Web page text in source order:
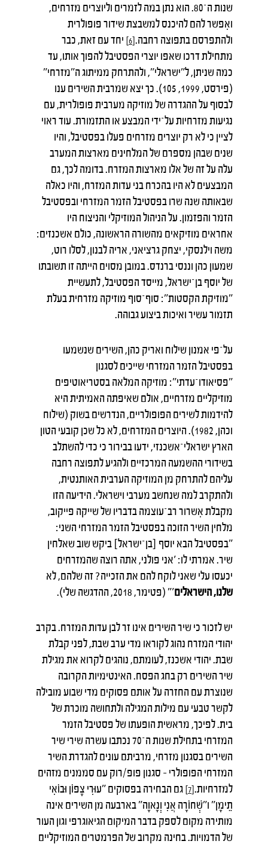
שנות ה־80. הוא נתן במה לזמרים וליוצרים מזרחים,
ואִפשר להם להיכנס למשבצת שידור פופולרית
ולהתפרסם בתפוצה רחבה.[6]
יחד עם זאת, כבר
מתחילת דרכו שאפו יוצרי הפסטיבל להפוך אותו, עד
כמה שניתן, ל"ישראלי", ולהתרחק ממיתוג ה"מזרחי"
(פירסט, 1999, 105). כך יצא שמרבית השירים ענו
לבסוף על ההגדרה של מוזיקה מערבית פופולרית, עם
נגיעות מזרחיות על־ידי המבצע או התזמורת. עוד ראוי
לציין כי לא רק יוצרים מזרחים פעלו בפסטיבל, והיו
שנים שבהן מספרם של המלחינים מארצות המערב
עלה על זה של אלו מארצות המזרח. בדומה לכך, גם
המבצעים לא היו בהכרח בני עדות המזרח, והיו כאלה
שבאותה שנה שרו בפסטיבל הזמר המזרחי ובפסטיבל
הזמר והפזמון. על הניהול המוזיקלי והניצוח היו
אחראים מוזיקאים מהשורה הראשונה, כולם אשכנזים:
משה וילנסקי, יצחק גרציאני, אריה לבנון, לסלו רוט,
שמעון כהן וננסי ברנדס. במובן מסוים הייתה זו תשובתו
של יוסף בן־ישראל, מייסד הפסטיבל, לתעשיית
"מוזיקת הקסטות": סוף־סוף מוזיקה מזרחית בעלת
תזמור עשיר ואיכות ביצוע גבוהה.
על־פי אמנון שילוח ואריק כהן, השירים שנשמעו
בפסטיבל הזמר המזרחי שייכים לסגנון
"פסיאודו־עדתי": מוזיקה המלאה בסטריאוטיפים
מוזיקליים מזרחיים, אולם שאיפתה האמיתית היא
להידמות לשירים הפופולריים, הנדרשים בשוק (שילוח
וכהן, 1982). היוצרים המזרחים, לא כל שכן קובעי הטון
הארץ ישראלי־אשכנזי, ידעו בבירור כי כדי להשתלב
בשידורי ההשמעה המרכזיים ולהגיע לתפוצה רחבה
עליהם להתרחק מן המוזיקה הערבית האותנטית,
ולהתקרב למה שנחשב מערבי וישראלי. הידיעה הזו
מקבלת אִשרור רב־עוצמה בדבריו של שייקה פייקוב,
מלחין השיר הזוכה בפסטיבל הזמר המזרחי השני:
"בפסטיבל הבא יוסף [בן־ישראל] ביקש שוב שאלחין
שיר. אמרתי לו: 'אני פולני, אתה רוצה שהמזרחים
יכעסו עלי שאני לוקח להם את הזכייה? זה שלהם, לא
שלנו, הישראלים'" (פטימר, 2018, ההדגשה שלי).
יש לזכור כי שיר השירים אינו זר לבן עדות המזרח. בקרב
יהודי המזרח נהוג לקוראו מדי ערב שבת, לפני קבלת
שבת. יהודי אשכנז, לעומתם, נוהגים לקרוא את מגילת
שיר השירים רק בחג הפסח. האינטימיות הקרובה
שנוצרת עם החזרה על אותם פסוקים מדי שבוע מובילה
לקשר טבעי עם מילות המגילה ולתחושה מוכרת של
בית. לפיכך, מראשית הופעתו של פסטיבל הזמר
המזרחי בתחילת שנות ה־70 נכתבו עשרה שירי שיר
השירים בסגנון מזרחי, מרביתם עונים להגדרת השיר
המזרחי הפופולרי – סגנון פופ/רוק עם סממנים מזהים
למזרחיות.[7]
גם הבחירה בפסוקים "עוּרִי צָפוֹן וּבוֹאִי
תֵימָן" ו"שְׁחוֹרָה אֲנִי וְנָאוָה" בארבעה מן השירים אינה
מותירה מקום לספק בדבר המיקום הגיאוגרפי וגון העור
של הדמויות. בחינה מקרוב של הפרמטרים המוזיקליים